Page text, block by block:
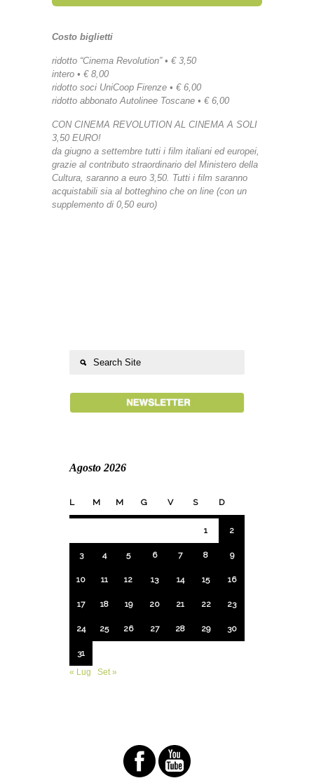
Costo biglietti
ridotto “Cinema Revolution” • € 3,50
intero • € 8,00
ridotto soci UniCoop Firenze • € 6,00
ridotto abbonato Autolinee Toscane • € 6,00
CON CINEMA REVOLUTION AL CINEMA A SOLI
3,50 EURO!
da giugno a settembre tutti i film italiani ed europei,
grazie al contributo straordinario del Ministero della
Cultura, saranno a euro 3,50. Tutti i film saranno
acquistabili sia al botteghino che on line (con un
supplemento di 0,50 euro)
Agosto 2026
L M M G V S D
1 2
3 4 5 6 7 8 9
10 11 12 13 14 15 16
17 18 19 20 21 22 23
24 25 26 27 28 29 30
31
« Lug
Set »